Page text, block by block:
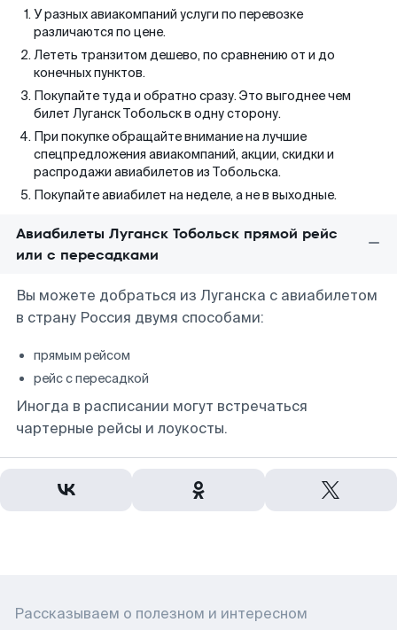
У разных авиакомпаний услуги по перевозке
различаются по цене.
Лететь транзитом дешево, по сравнению от и до
конечных пунктов.
Покупайте туда и обратно сразу. Это выгоднее чем
билет Луганск Тобольск в одну сторону.
При покупке обращайте внимание на лучшие
спецпредложения авиакомпаний, акции, скидки и
распродажи авиабилетов из Тобольска.
Покупайте авиабилет на неделе, а не в выходные.
Авиабилеты Луганск Тобольск прямой рейс
или с пересадками
Вы можете добраться из Луганска с авиабилетом
в страну Россия двумя способами:
прямым рейсом
рейс с пересадкой
Иногда в расписании могут встречаться
чартерные рейсы и лоукосты.
Рассказываем о полезном и интересном